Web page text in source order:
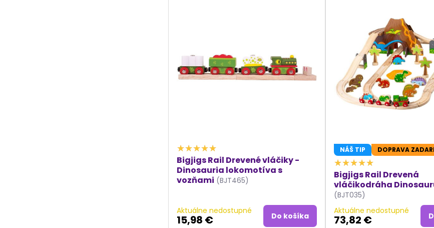
Bigjigs Rail Drevené vláčiky -
Dinosauria lokomotíva s
vozňami (BJT465)
Aktuálne nedostupné
15,98 € Do košíka
NÁŠ TIP DOPRAVA
Bigjigs Rail Drevená
vláčikodráha
(BJT035)
Aktuálne nedostupné
73,82 €